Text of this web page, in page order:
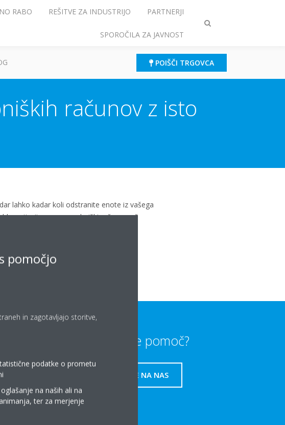
Preklop
RABO REŠITVE ZA INDUSTRIJO PARTNERJI
SPOROČILA ZA JAVNOST
POIŠČI TRGOVCA
računov z isto
lahko kadar koli odstranite enote iz vašega
prijavite v en uporabniški račun z več
Potrebujete pomoč?
OBRNITE SE NA NAS
pomočjo
in zagotavljajo storitve,
podatke o prometu
na naših ali na
ter za merjenje